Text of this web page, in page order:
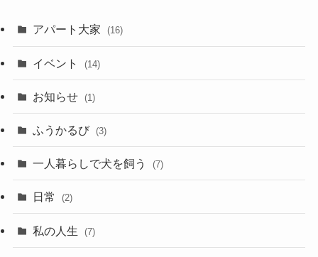
アパート大家 (16)
イベント (14)
お知らせ (1)
ふうかるび (3)
一人暮らしで犬を飼う (7)
日常 (2)
私の人生 (7)